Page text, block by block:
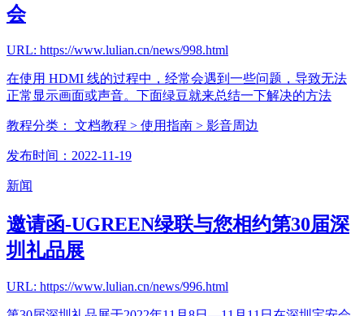
会
URL: https://www.lulian.cn/news/998.html
在使用 HDMI 线的过程中，经常会遇到一些问题，导致无法
正常显示画面或声音。下面绿豆就来总结一下解决的方法
教程分类： 文档教程 > 使用指南 > 影音周边
发布时间：2022-11-19
新闻
邀请函-UGREEN绿联与您相约第30届深
圳礼品展
URL: https://www.lulian.cn/news/996.html